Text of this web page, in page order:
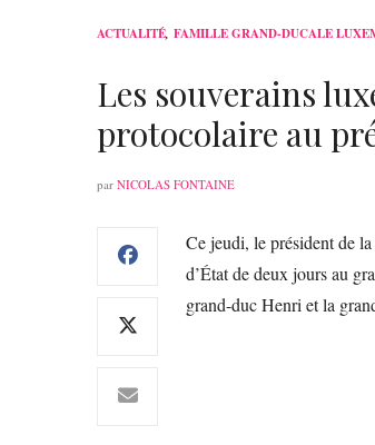
ACTUALITÉ, FAMILLE GRAND-DUCALE
Les souverains
protocolaire au
par NICOLAS FONTAINE
Ce jeudi, le président de
d’État de deux jours au
grand-duc Henri et la